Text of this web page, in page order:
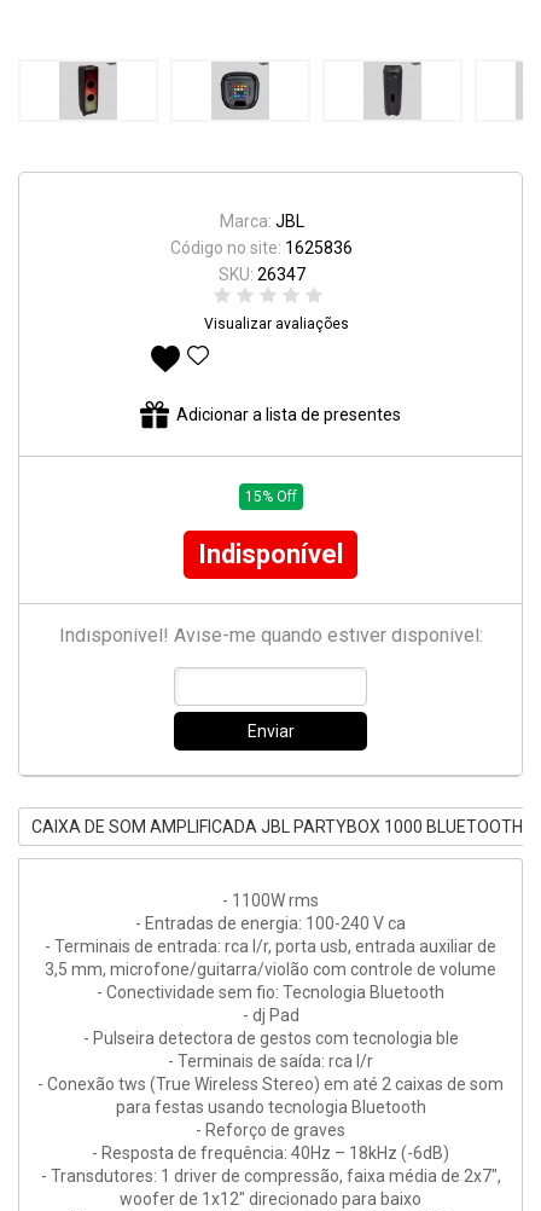
Marca: JBL
Código no site: 1625836
SKU: 26347
Visualizar avaliações
Adicionar a lista de presentes
15% Off
Indisponível
Indisponível! Avise-me quando estiver disponível:
Enviar
CAIXA DE SOM AMPLIFICADA JBL PARTYBOX 1000 BLUETOOTH
- 1100W rms
- Entradas de energia: 100-240 V ca
- Terminais de entrada: rca l/r, porta usb, entrada auxiliar de
3,5 mm, microfone/guitarra/violão com controle de volume
- Conectividade sem fio: Tecnologia Bluetooth
- dj Pad
- Pulseira detectora de gestos com tecnologia ble
- Terminais de saída: rca l/r
- Conexão tws (True Wireless Stereo) em até 2 caixas de som
para festas usando tecnologia Bluetooth
- Reforço de graves
- Resposta de frequência: 40Hz – 18kHz (-6dB)
- Transdutores: 1 driver de compressão, faixa média de 2x7",
woofer de 1x12" direcionado para baixo